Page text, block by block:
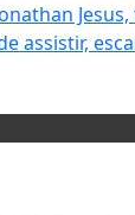
assistir,